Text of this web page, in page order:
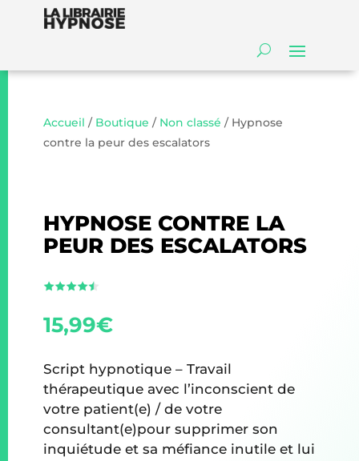
Accueil / Boutique / Non classé / Hypnose
contre la peur des escalators
HYPNOSE CONTRE LA
PEUR DES ESCALATORS
15,99€
Script hypnotique – Travail
thérapeutique avec l’inconscient de
votre patient(e) / de votre
consultant(e)pour supprimer son
inquiétude et sa méfiance inutile et lui